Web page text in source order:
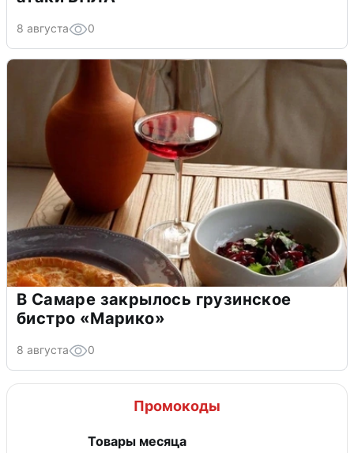
8 августа 0
В Самаре закрылось грузинское
бистро «Марико»
8 августа 0
Промокоды
Товары месяца